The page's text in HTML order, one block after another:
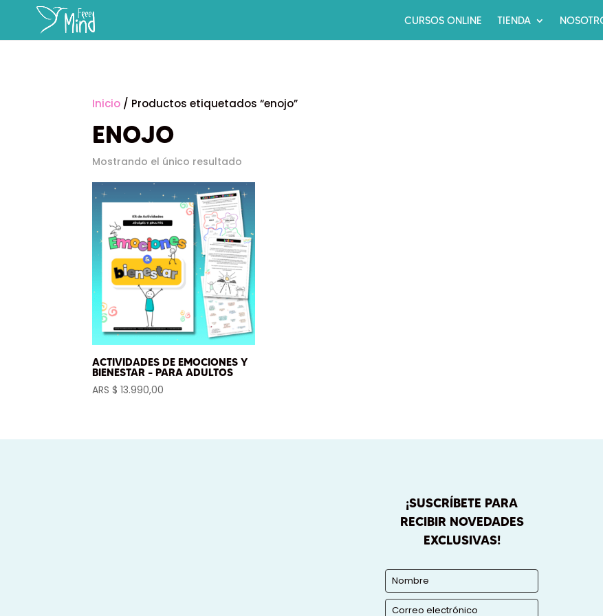
CURSOS ONLINE TIENDA
Inicio / Productos etiquetados “enojo”
ENOJO
Mostrando el único resultado
ACTIVIDADES DE EMOCIONES Y
BIENESTAR – PARA ADULTOS
ARS $ 13.990,00
¡SUSCRÍBETE PARA
RECIBIR NOVEDADES
EXCLUSIVAS!